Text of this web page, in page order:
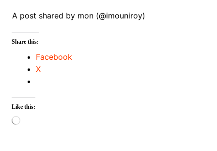
A post shared by mon (@imouniroy)
Share this:
Facebook
X
Like this:
Loading…